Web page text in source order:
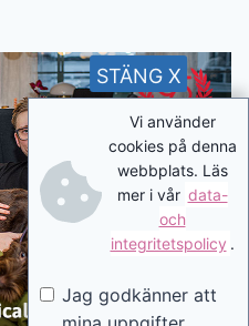
Vi använder
cookies på denna
webbplats. Läs
mer i vår data-
och
integritetspolicy .
Jag godkänner att
STÄNG X